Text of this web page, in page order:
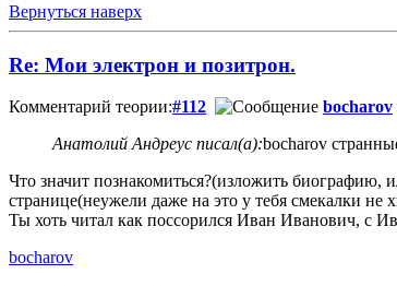
Вернуться наверх
Re: Мои электрон и позитрон.
Комментарий теории:#112 bocharov
Анатолий Андреус писал(а):bocharov
Что значит познакомиться?(изложить биографию,
странице(неужели даже на это у тебя смекалки
Ты хоть читал как поссорился Иван Иванович, с
bocharov